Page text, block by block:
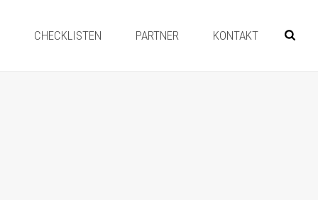
CHECKLISTEN PARTNER KONTAKT